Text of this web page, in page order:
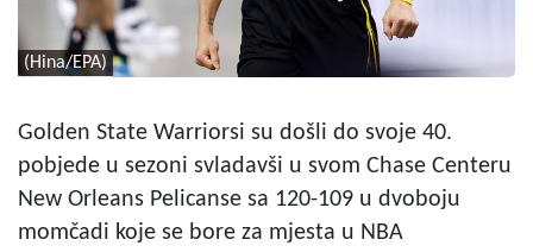
(Hina/EPA)
Golden State Warriorsi su došli do svoje 40.
pobjede u sezoni svladavši u svom Chase Centeru
New Orleans Pelicanse sa 120-109 u dvoboju
momčadi koje se bore za mjesta u NBA